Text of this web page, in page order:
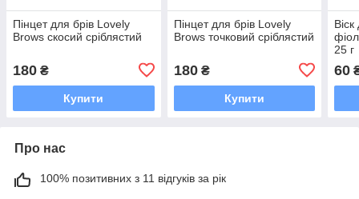
Пінцет для брів Lovely
Brows скосий сріблястий
180 ₴
Купити
Пінцет для брів Lovely
Brows точковий сріблястий
180₴
Купити
Віск
25 г
60
Про нас
100% позитивних з 11 відгуків за рік